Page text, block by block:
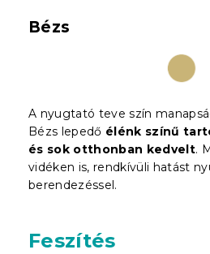
Bézs
A nyugtató teve szín
Bézs lepedő élénk színű
és sok otthonban kedvelt.
vidéken is, rendkívüli hatást
berendezéssel.
Feszítés